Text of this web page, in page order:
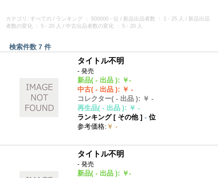
カテゴリ: すべての / ランキング ： 500000 - 位 / 新品出品者数 ： 1 - 25 人 / 新品出品
者数の変化
： 5 - 20 人 / 中古出品者数の変化 ： 5 - 20 人
検索件数 7 件
タイトル不明
- 発売
新品( - 出品 ): ￥-
中古( - 出品 ): ￥ -
コレクター( - 出品 ): ￥ -
再生品( - 出品 ): ￥ -
ランキング [ その他]- 位
参考価格: ￥ -
タイトル不明
- 発売
新品( - 出品 ): ￥-